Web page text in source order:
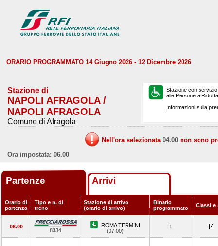
ORARIO PROGRAMMATO 14 Giugno 2026 - 12 Dicembre 2026
Stazione di
NAPOLI AFRAGOLA /
NAPOLI AFRAGOLA
Comune di Afragola
Stazione con
alle Persone a
Informazioni sulla
Nell'ora selezionata 04.00 non sono
Ora impostata: 06.00
Partenze Arrivi
Orario di
partenza
Tipo e n. di
treno
Stazione di arrivo
(orario di arrivo)
Binario
programmato
Classi e
06.00
8334
ROMA TERMINI
(07.00)
1